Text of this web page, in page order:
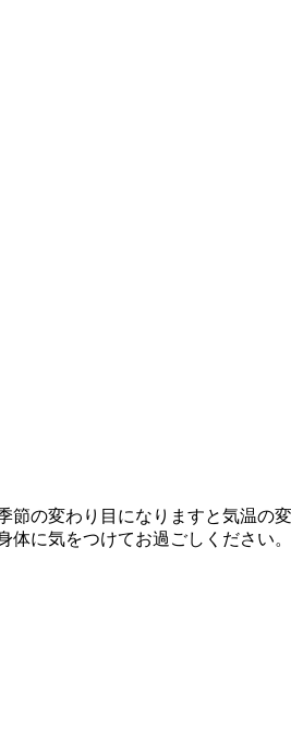
の変わり目になりますと気温
に気をつけてお過ごしください。